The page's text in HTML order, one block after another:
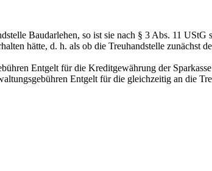
Baudarlehen, so ist sie nach § 3 Abs. 11
hätte, d. h. als ob die Treuhandstelle zunächst
Entgelt für die Kreditgewährung der
Entgelt für die gleichzeitig an die